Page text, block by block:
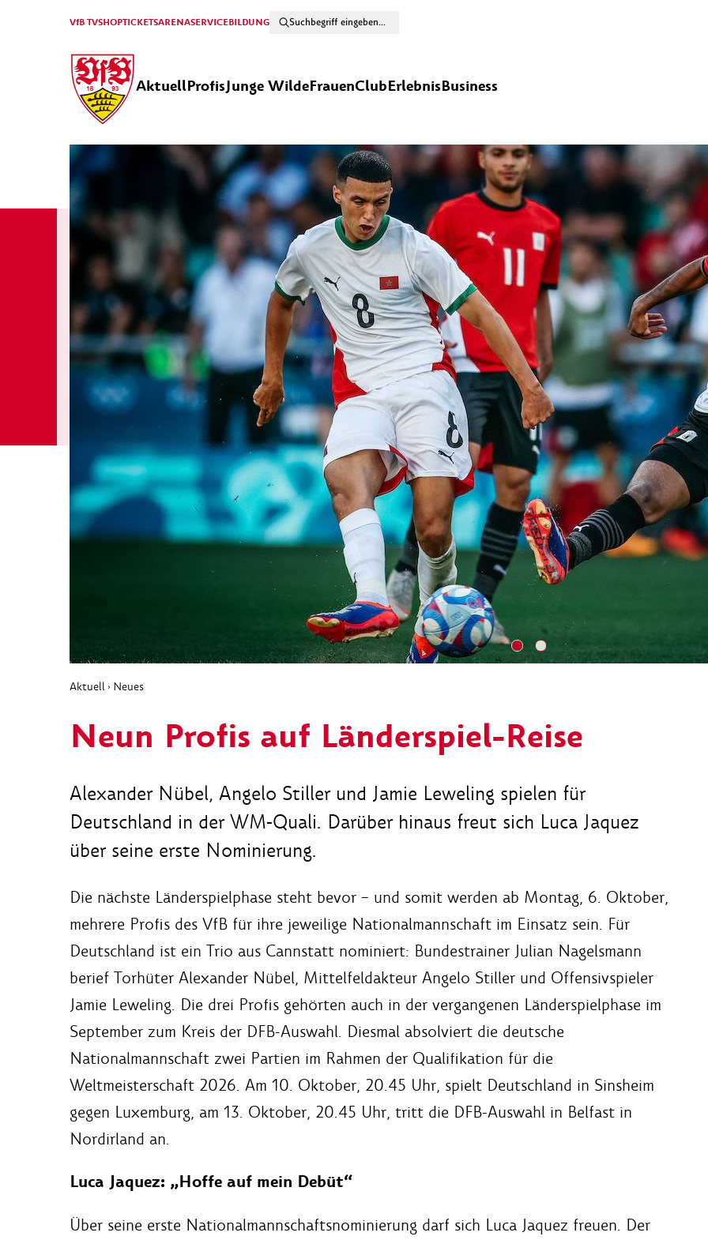
VfB TVSHOPTICKETSARENASERVICEBILDUNG
AktuellProfisJunge WildeFrauenClubErlebnisBusiness
Aktuell › Neues
Neun Profis auf Länderspiel-Reise
Alexander Nübel, Angelo Stiller und Jamie Leweling spielen für
Deutschland in der WM-Quali. Darüber hinaus freut sich Luca Jaquez
über seine erste Nominierung.
Die nächste Länderspielphase steht bevor – und somit werden ab Montag, 6. Oktober,
mehrere Profis des VfB für ihre jeweilige Nationalmannschaft im Einsatz sein. Für
Deutschland ist ein Trio aus Cannstatt nominiert: Bundestrainer Julian Nagelsmann
berief Torhüter Alexander Nübel, Mittelfeldakteur Angelo Stiller und Offensivspieler
Jamie Leweling. Die drei Profis gehörten auch in der vergangenen Länderspielphase im
September zum Kreis der DFB-Auswahl. Diesmal absolviert die deutsche
Nationalmannschaft zwei Partien im Rahmen der Qualifikation für die
Weltmeisterschaft 2026. Am 10. Oktober, 20.45 Uhr, spielt Deutschland in Sinsheim
gegen Luxemburg, am 13. Oktober, 20.45 Uhr, tritt die DFB-Auswahl in Belfast in
Nordirland an.
Luca Jaquez: „Hoffe auf mein Debüt“
Über seine erste Nationalmannschaftsnominierung darf sich Luca Jaquez freuen. Der